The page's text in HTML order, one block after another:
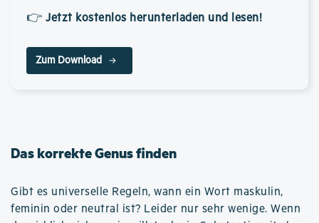
👉 Jetzt kostenlos herunterladen und lesen!
Zum Download
Das korrekte Genus finden
Gibt es universelle Regeln, wann ein Wort maskulin,
feminin oder neutral ist? Leider nur sehr wenige. Wenn